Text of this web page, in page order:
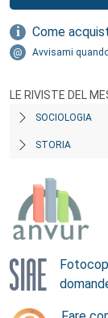
Come
Avvisami
LE RIVISTE DEL
SOCIOLOGIA
STORIA